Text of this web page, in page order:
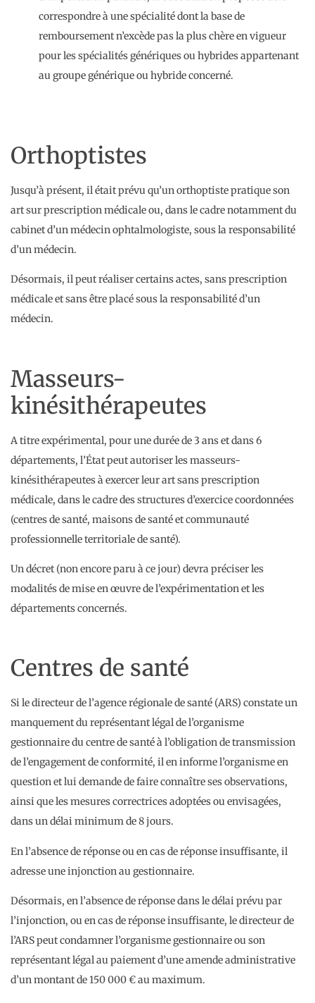
correspondre à une spécialité dont la base de
remboursement n’excède pas la plus chère en vigueur
pour les spécialités génériques ou hybrides appartenant
au groupe générique ou hybride concerné.
Orthoptistes
Jusqu’à présent, il était prévu qu’un orthoptiste pratique son
art sur prescription médicale ou, dans le cadre notamment du
cabinet d’un médecin ophtalmologiste, sous la responsabilité
d’un médecin.
Désormais, il peut réaliser certains actes, sans prescription
médicale et sans être placé sous la responsabilité d’un
médecin.
Masseurs-
kinésithérapeutes
A titre expérimental, pour une durée de 3 ans et dans 6
départements, l’État peut autoriser les masseurs-
kinésithérapeutes à exercer leur art sans prescription
médicale, dans le cadre des structures d’exercice coordonnées
(centres de santé, maisons de santé et communauté
professionnelle territoriale de santé).
Un décret (non encore paru à ce jour) devra préciser les
modalités de mise en œuvre de l’expérimentation et les
départements concernés.
Centres de santé
Si le directeur de l’agence régionale de santé (ARS) constate un
manquement du représentant légal de l’organisme
gestionnaire du centre de santé à l’obligation de transmission
de l’engagement de conformité, il en informe l’organisme en
question et lui demande de faire connaître ses observations,
ainsi que les mesures correctrices adoptées ou envisagées,
dans un délai minimum de 8 jours.
En l’absence de réponse ou en cas de réponse insuffisante, il
adresse une injonction au gestionnaire.
Désormais, en l’absence de réponse dans le délai prévu par
l’injonction, ou en cas de réponse insuffisante, le directeur de
l’ARS peut condamner l’organisme gestionnaire ou son
représentant légal au paiement d’une amende administrative
d’un montant de 150 000 € au maximum.